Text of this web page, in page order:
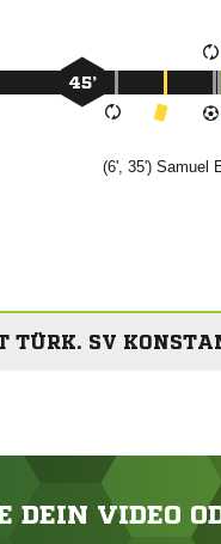
45’
(6', 35')
TÜRK. SV
DEIN VIDEO